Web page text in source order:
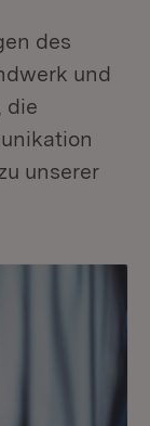
des
und
die
unserer